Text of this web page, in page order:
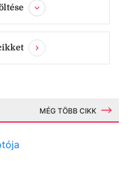
MÉG TÖBB CIKK